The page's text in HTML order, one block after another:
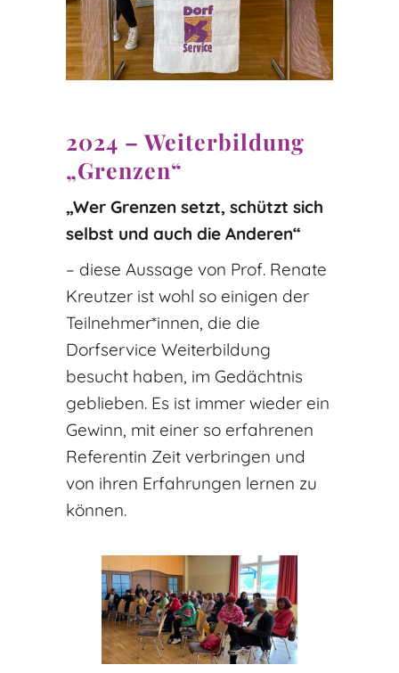
2024 – Weiterbildung
„Grenzen“
„Wer Grenzen setzt, schützt sich
selbst und auch die Anderen“
– diese Aussage von Prof. Renate
Kreutzer ist wohl so einigen der
Teilnehmer*innen, die die
Dorfservice Weiterbildung
besucht haben, im Gedächtnis
geblieben. Es ist immer wieder ein
Gewinn, mit einer so erfahrenen
Referentin Zeit verbringen und
von ihren Erfahrungen lernen zu
können.